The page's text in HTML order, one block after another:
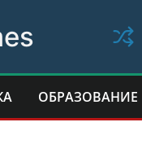
ОБРАЗОВАНИЕ